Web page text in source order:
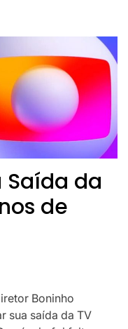
Saída da
de
Boninho
sua saída da TV